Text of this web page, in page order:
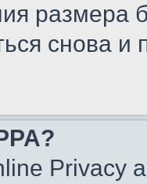
размера
снова и
Privacy